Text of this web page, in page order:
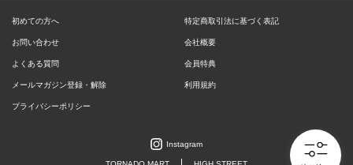
初めての方へ 特定商取引法に基づく表記
お問い合わせ 会社概要
よくある質問 会員特典
メールマガジン登録・解除 利用規約
プライバシーポリシー
Instagram